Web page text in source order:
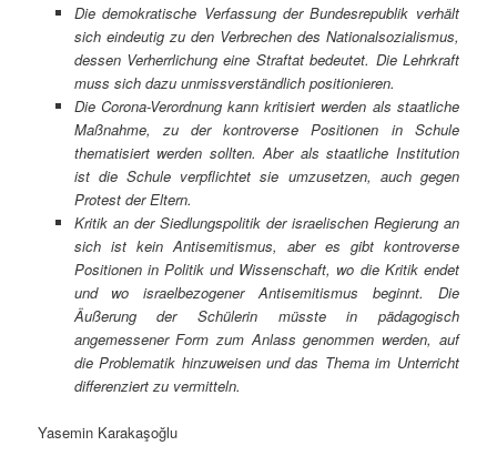
Die demokratische Verfassung der Bundesrepublik verhält
sich eindeutig zu den Verbrechen des Nationalsozialismus,
dessen Verherrlichung eine Straftat bedeutet. Die Lehrkraft
muss sich dazu unmissverständlich positionieren.
Die Corona-Verordnung kann kritisiert werden als staatliche
Maßnahme, zu derkontroverse Positionen in Schule
thematisiert werden sollten. Aber als staatliche Institution
ist die Schule verpflichtet sie umzusetzen, auch gegen
Protest der Eltern.
Kritik an der Siedlungspolitik der israelischen Regierung an
sich ist kein Antisemitismus, aber es gibt kontroverse
Positionen in Politik und Wissenschaft, wo die Kritik endet
und wo israelbezogener Antisemitismus beginnt. Die
Äußerung der Schülerin müsste in pädagogisch
angemessener Form zum Anlass genommen werden, auf
die Problematik hinzuweisen und das Thema im Unterricht
differenziert zu vermitteln.
Yasemin Karakaşoğlu